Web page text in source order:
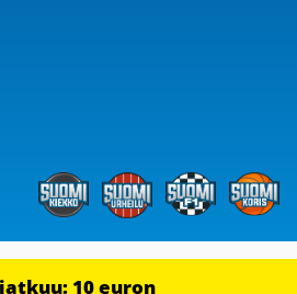
10 euron